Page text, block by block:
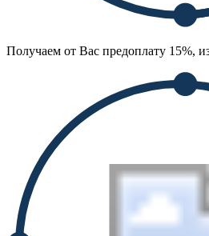
Получаем от Вас предоплату 15%,